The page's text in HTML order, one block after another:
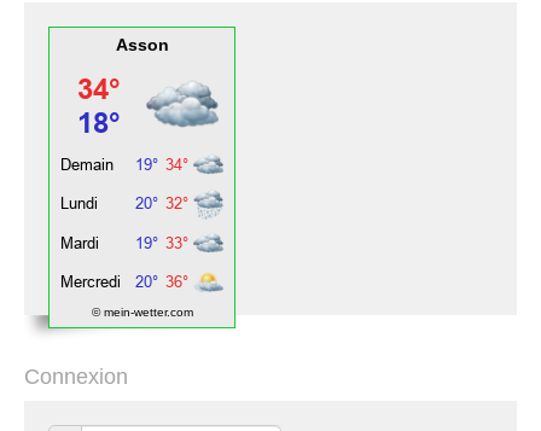
Asson
© mein-wetter.com
Connexion